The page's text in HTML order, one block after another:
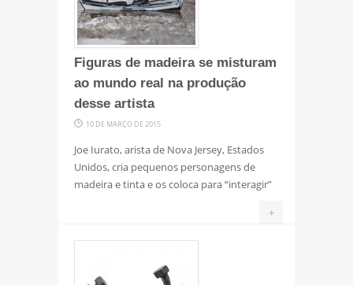
Figuras de madeira se misturam
ao mundo real na produção
desse artista
10 DE MARÇO DE 2015
Joe Iurato, arista de Nova Jersey, Estados
Unidos, cria pequenos personagens de
madeira e tinta e os coloca para “interagir”
+